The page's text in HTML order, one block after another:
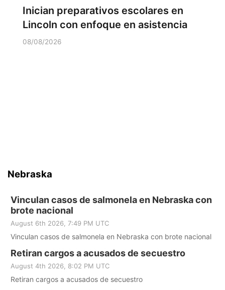
Inician preparativos escolares en
Lincoln con enfoque en asistencia
08/08/2026
Nebraska
Vinculan casos de salmonela en Nebraska con
brote nacional
August 6th 2026, 7:49 PM UTC
Vinculan casos de salmonela en Nebraska con brote nacional
Retiran cargos a acusados de secuestro
August 4th 2026, 8:02 PM UTC
Retiran cargos a acusados de secuestro